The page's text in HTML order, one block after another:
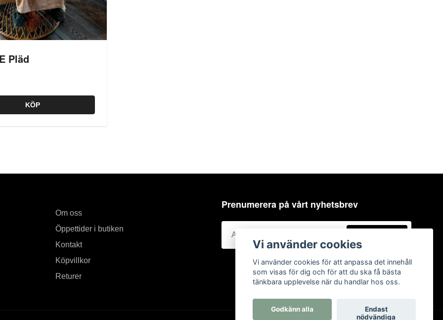
Pläd
KÖP
Om oss
Öppettider i butiken
Kontakt
Köpvillkor
Returer
Prenumerera på vårt nyhetsbrev
Vi använder cookies
Vi använder cookies för att anpassa det innehåll
som visas för dig och för att du ska få bästa
tänkbara upplevelse när du handlar hos oss.
Godkänn alla
Endast
nödvändiga